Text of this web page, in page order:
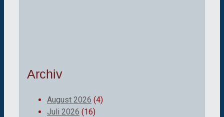
Archiv
August 2026 (4)
Juli 2026 (16)